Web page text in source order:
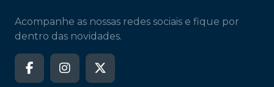
Acompanhe as nossas redes sociais e fique por
dentro das novidades.